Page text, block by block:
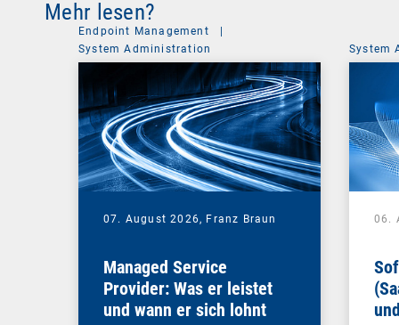
Mehr lesen?
Endpoint Management
System Administration
07. August 2026, Franz Braun
Managed Service
Provider: Was er leistet
und wann er sich lohnt
System
06.